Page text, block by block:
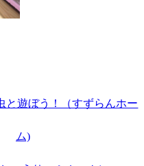
と遊ぼう！（すずらんホー
ム)